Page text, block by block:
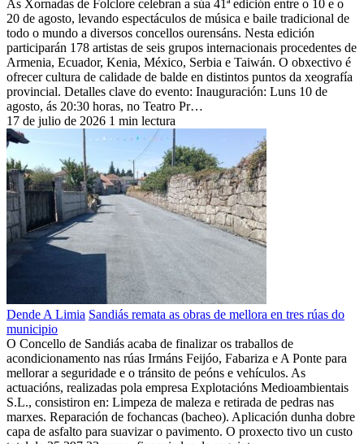
As Xornadas de Folclore celebran a súa 41ª edición entre o 10 e o
20 de agosto, levando espectáculos de música e baile tradicional de
todo o mundo a diversos concellos ourensáns. Nesta edición
participarán 178 artistas de seis grupos internacionais procedentes de
Armenia, Ecuador, Kenia, México, Serbia e Taiwán. O obxectivo é
ofrecer cultura de calidade de balde en distintos puntos da xeografía
provincial. Detalles clave do evento: Inauguración: Luns 10 de
agosto, ás 20:30 horas, no Teatro Pr…
17 de julio de 2026 1 min lectura
Dende A Limia Sandiás remata as obras de mellora en tres rúas do
municipio
O Concello de Sandiás acaba de finalizar os traballos de
acondicionamento nas rúas Irmáns Feijóo, Fabariza e A Ponte para
mellorar a seguridade e o tránsito de peóns e vehículos. As
actuacións, realizadas pola empresa Explotacións Medioambientais
S.L., consistiron en: Limpeza de maleza e retirada de pedras nas
marxes. Reparación de fochancas (bacheo). Aplicación dunha dobre
capa de asfalto para suavizar o pavimento. O proxecto tivo un custo